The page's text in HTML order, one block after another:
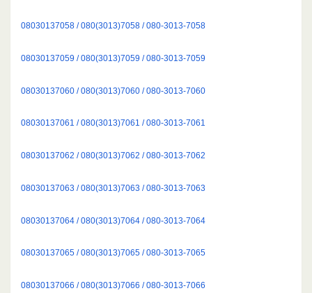
08030137058 / 080(3013)7058 / 080-3013-7058
08030137059 / 080(3013)7059 / 080-3013-7059
08030137060 / 080(3013)7060 / 080-3013-7060
08030137061 / 080(3013)7061 / 080-3013-7061
08030137062 / 080(3013)7062 / 080-3013-7062
08030137063 / 080(3013)7063 / 080-3013-7063
08030137064 / 080(3013)7064 / 080-3013-7064
08030137065 / 080(3013)7065 / 080-3013-7065
08030137066 / 080(3013)7066 / 080-3013-7066